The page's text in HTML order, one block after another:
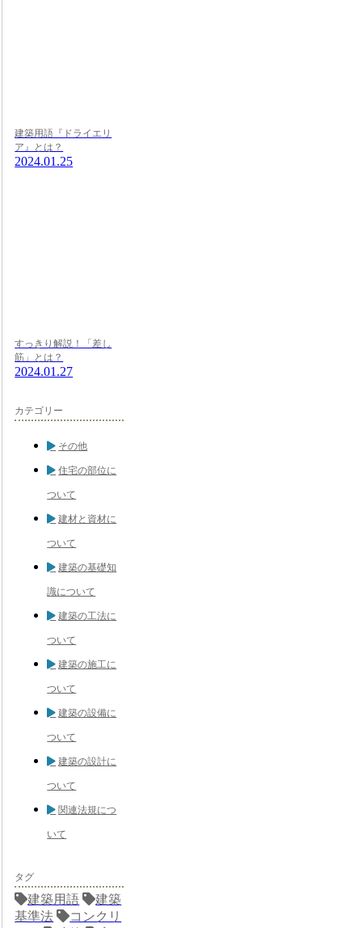
建築用語『ドライエリ
ア』とは？
2024.01.25
すっきり解説！「差し
筋」とは？
2024.01.27
カテゴリー
その他
住宅の部位に
ついて
建材と資材に
ついて
建築の基礎知
識について
建築の工法に
ついて
建築の施工に
ついて
建築の設備に
ついて
建築の設計に
ついて
関連法規につ
いて
タグ
建築用語
建築
基準法
コンクリ